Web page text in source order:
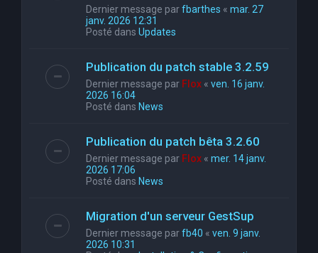
Dernier message parfbarthes « mar. 27
janv. 2026 12:31
Posté dans Updates
Publication du patch stable 3.2.59
Dernier message par Flox « ven. 16 janv.
2026 16:04
Posté dans News
Publication du patch bêta 3.2.60
Dernier message par Flox « mer. 14 janv.
2026 17:06
Posté dans News
Migration d'un serveur GestSup
Dernier message parfb40 « ven. 9 janv.
2026 10:31